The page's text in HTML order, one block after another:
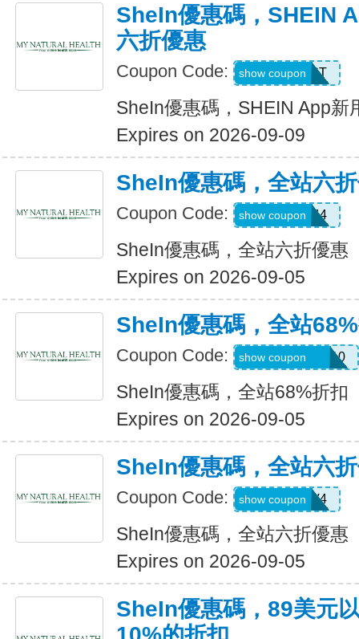
SheIn優惠碼，SHEIN
六折優惠
Coupon Code: D4K6T
show coupon
SheIn優惠碼，SHEIN App新
Expires on 2026-09-09
SheIn優惠碼，全站六
Coupon Code: V3A44
show coupon
SheIn優惠碼，全站六折優惠
Expires on 2026-09-05
SheIn優惠碼，全站
Coupon Code: uguszx26042210
show coupon
SheIn優惠碼，全站68%折扣
Expires on 2026-09-05
SheIn優惠碼，全站六
Coupon Code: LS8V4
show coupon
SheIn優惠碼，全站六折優惠
Expires on 2026-09-05
SheIn優惠碼，89美元